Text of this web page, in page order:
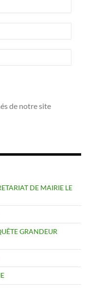
de notre site
DE MAIRIE LE
GRANDEUR